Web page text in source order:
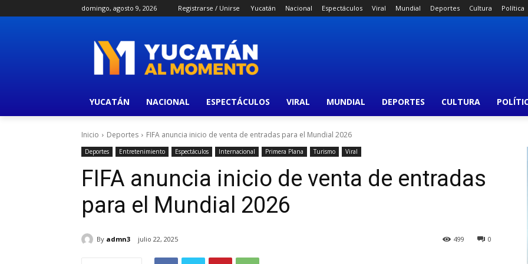
domingo, agosto 9, 2026 Registrarse / Unirse Yucatán Nacional Espectáculos Viral Mundial Deportes Cultura Política
YUCATÁN NACIONAL ESPECTÁCULOS VIRAL MUNDIAL DEPORTES CULTURA
Inicio Deportes FIFA anuncia inicio de venta de entradas para el Mundial 2026
Deportes Entretenimiento Espectáculos Internacional Primera Plana Turismo Viral
FIFA anuncia inicio de venta de entradas
para el Mundial 2026
By admn3 julio 22, 2025 0
499